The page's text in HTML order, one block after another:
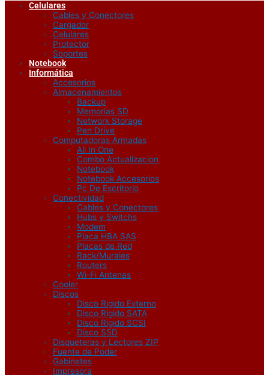
Celulares
Cables y Conectores
Cargador
Celulares
Protector
Soportes
Notebook
Informática
Accesorios
Almacenamientos
Backup
Memorias SD
Network Storage
Pen Drive
Computadoras Armadas
All In One
Combo Actualizacion
Notebook
Notebook Accesorios
Pc De Escritorio
Conectividad
Cables y Conectores
Hubs y Switchs
Modem
Placa HBA SAS
Placas de Red
Rack/Murales
Routers
Wi-Fi Antenas
Cooler
Discos
Disco Rigido Externo
Disco Rigido SATA
Disco Rigido SCSI
Disco SSD
Disqueteras y Lectores ZIP
Fuente de Poder
Gabinetes
Impresora